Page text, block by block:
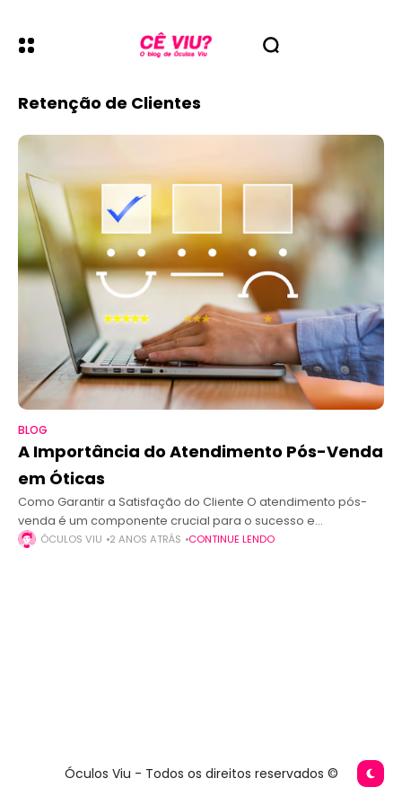
Retenção de Clientes
BLOG
A Importância do Atendimento Pós-Venda
em Óticas
Como Garantir a Satisfação do Cliente O atendimento pós-
venda é um componente crucial para o sucesso e
crescimento de qualquer negócio, especialmente em óticas.
ÓCULOS VIU 2 ANOS ATRÁS CONTINUE LENDO
Óculos Viu - Todos os direitos reservados ©